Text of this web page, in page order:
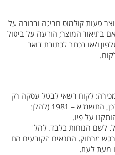
טעות קולמוס חריגה וברורה על
בתיאור המוצר; הודעה על ביטול
ו/או בכתב לכתובת דואר
מכירה: לקוח רשאי לבטל עסקה רק
בהתאם להוראות חוק הגנת הצרכן, התשמ"א – 1981 (להלן:
על פיו.
לשם הנוחות בלבד, להלן
מרחוק. התנאים הקובעים הם
מעת לעת.